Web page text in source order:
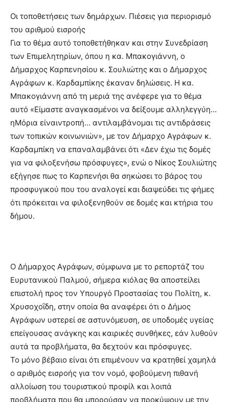
Οι τοποθετήσεις των δημάρχων. Πιέσεις για περιορισμό
του αριθμού εισροής
Για το θέμα αυτό τοποθετήθηκαν και στην Συνεδρίαση
των Επιμελητηρίων, όπου η κα. Μπακογιάννη, ο
Δήμαρχος Καρπενησίου κ. Σουλιώτης και ο Δήμαρχος
Αγράφων κ. Καρδαμπίκης έκαναν δηλώσεις. Η κα.
Μπακογιάννη από τη μεριά της ανέφερε για το θέμα
αυτό «Είμαστε αναγκασμένοι να δείξουμε αλληλεγγύη…
ηΜόρια είναιντροπή… αντιλαμβάνομαι τις αντιδράσεις
των τοπικών κοινωνιών», με τον Δήμαρχο Αγράφων κ.
Καρδαμπίκη να επαναλαμβάνει ότι «Δεν έχω τις δομές
για να φιλοξενήσω πρόσφυγες», ενώ ο Νίκος Σουλιώτης
εξήγησε πως το Καρπενήσι θα σηκώσει το βάρος του
προσφυγικού που του αναλογεί και διαψεύδει τις φήμες
ότι πρόκειται να φιλοξενηθούν σε δομές και κτήρια του
δήμου.
Ο Δήμαρχος Αγράφων, σύμφωνα με το ρεπορτάζ του
Ευρυτανικού Παλμού, σήμερα κιόλας θα αποστείλει
επιστολή προς τον Υπουργό Προστασίας του Πολίτη, κ.
Χρυσοχοΐδη, στην οποία θα αναφέρει ότι ο Δήμος
Αγράφων υστερεί σε αστυνόμευση, σε υποδομές υγείας
επείγουσας ανάγκης και καιρικές συνθήκες, εάν λυθούν
αυτά τα προβλήματα, θα δεχτούν και πρόσφυγες.
Το μόνο βέβαιο είναι ότι επιμένουν να κρατηθεί χαμηλά
ο αριθμός εισροής για τον νομό, φοβούμενη πιθανή
αλλοίωση του τουριστικού προφίλ και λοιπά
προβλήματα που θα μπορούσαν να προκύψουν με την